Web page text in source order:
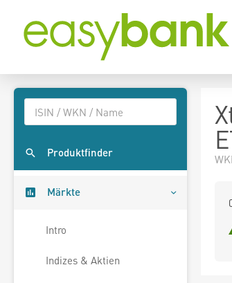
Produktfinder
Märkte
Intro
Indizes & Aktien